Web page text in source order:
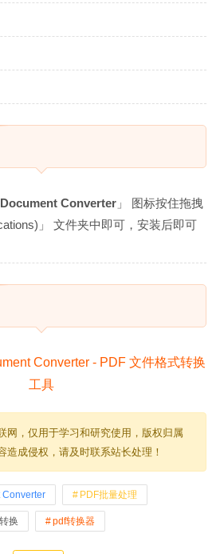
Converter 」 图标按住拖拽
」 文件夹中即可，安装后即可
网，仅用于学习和研究使用，版权归属
造成侵权，请及时联系站长处理！
Converter PDF批量处理
换 pdf转换器